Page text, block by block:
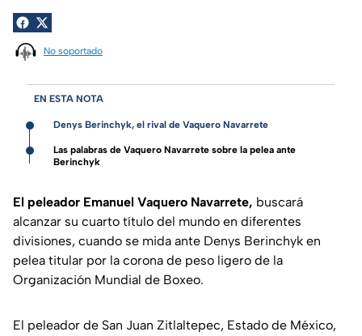
No soportado
EN ESTA NOTA
Denys Berinchyk, el rival de Vaquero Navarrete
Las palabras de Vaquero Navarrete sobre la pelea ante
Berinchyk
El peleador Emanuel Vaquero Navarrete, buscará
alcanzar su cuarto título del mundo en diferentes
divisiones, cuando se mida ante Denys Berinchyk en
pelea titular por la corona de peso ligero de la
Organización Mundial de Boxeo.
El peleador de San Juan Zitlaltepec, Estado de México,